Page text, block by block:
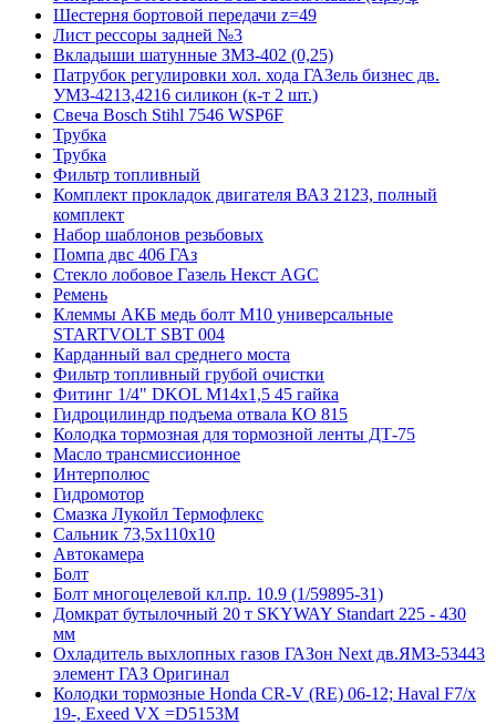
Шестерня бортовой передачи z=49
Лист рессоры задней №3
Вкладыши шатунные ЗМЗ-402 (0,25)
Патрубок регулировки хол. хода ГАЗель бизнес дв.
УМЗ-4213,4216 силикон (к-т 2 шт.)
Свеча Bosch Stihl 7546 WSP6F
Трубка
Трубка
Фильтр топливный
Комплект прокладок двигателя ВАЗ 2123, полный
комплект
Набор шаблонов резьбовых
Помпа двс 406 ГАз
Стекло лобовое Газель Некст AGC
Ремень
Клеммы АКБ медь болт М10 универсальные
STARTVOLT SBT 004
Карданный вал среднего моста
Фильтр топливный грубой очистки
Фитинг 1/4" DKOL M14х1,5 45 гайка
Гидроцилиндр подъема отвала КО 815
Колодка тормозная для тормозной ленты ДТ-75
Масло трансмиссионное
Интерполюс
Гидромотор
Смазка Лукойл Термофлекс
Сальник 73,5х110х10
Автокамера
Болт
Болт многоцелевой кл.пр. 10.9 (1/59895-31)
Домкрат бутылочный 20 т SKYWAY Standart 225 - 430
мм
Охладитель выхлопных газов ГАЗон Next дв.ЯМЗ-53443
элемент ГАЗ Оригинал
Колодки тормозные Honda CR-V (RE) 06-12; Haval F7/x
19-, Exeed VX =D5153M